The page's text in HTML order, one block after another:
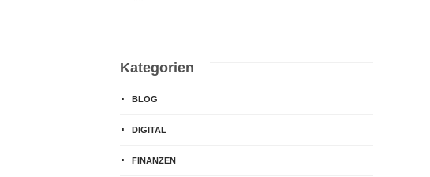
Kategorien
BLOG
DIGITAL
FINANZEN